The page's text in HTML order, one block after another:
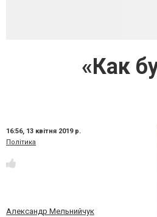
«Как
16:56, 13 квітня 2019 р.
Політика
Александр Мельнийчук